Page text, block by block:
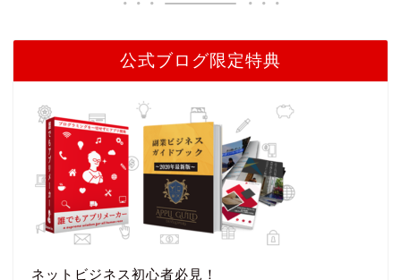
公式ブログ限定特典
ネットビジネス初心者必見！